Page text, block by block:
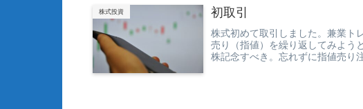
株式投資 初取引
株式初めて取引しました。兼業ト
売り（指値）を繰り返してみよう
株記念すべき。忘れずに指値売り